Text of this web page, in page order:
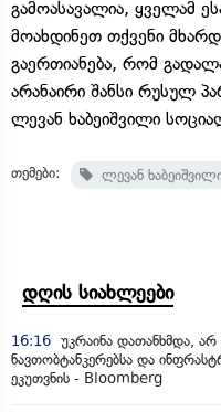
გამოასავალია, ყველამ
მოახდინეთ თქვენი
გაერთიანება, რომ
არანაირი შანსი რუსულ
ლევან ხაბეიშვილი
თემები: ლევან
დღის სიახლეები
16:16 უკრაინა დათანხმდა, არ
ნავთობტანკერებსა და
ეკუთვნის - Bloomberg